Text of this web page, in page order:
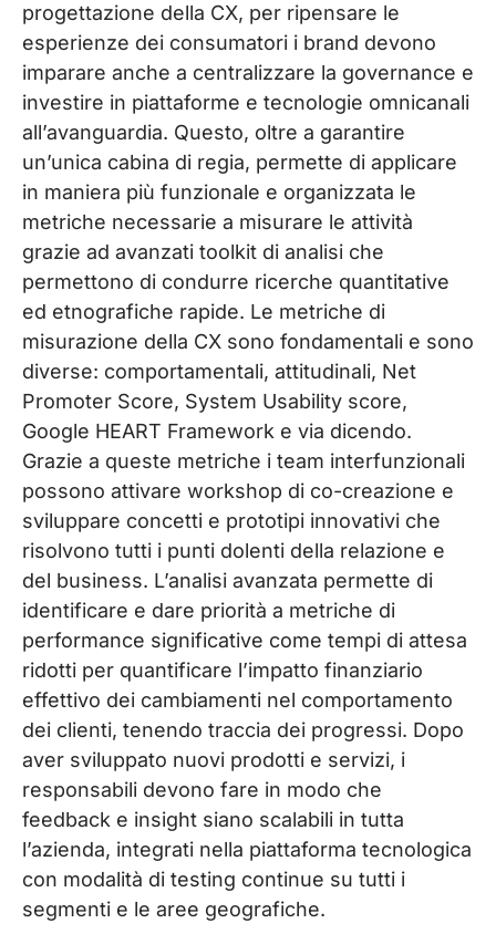
progettazione della CX, per ripensare le
esperienze dei consumatori i brand devono
imparare anche a centralizzare la governance e
investire in piattaforme e tecnologie omnicanali
all’avanguardia. Questo, oltre a garantire
un’unica cabina di regia, permette di applicare
in maniera più funzionale e organizzata le
metriche necessarie a misurare le attività
grazie ad avanzati toolkit di analisi che
permettono di condurre ricerche quantitative
ed etnografiche rapide. Le metriche di
misurazione della CX sono fondamentali e sono
diverse: comportamentali, attitudinali, Net
Promoter Score, System Usability score,
Google HEART Framework e via dicendo.
Grazie a queste metriche i team interfunzionali
possono attivare workshop di co-creazione e
sviluppare concetti e prototipi innovativi che
risolvono tutti i punti dolenti della relazione e
del business. L’analisi avanzata permette di
identificare e dare priorità a metriche di
performance significative come tempi di attesa
ridotti per quantificare l’impatto finanziario
effettivo dei cambiamenti nel comportamento
dei clienti, tenendo traccia dei progressi. Dopo
aver sviluppato nuovi prodotti e servizi, i
responsabili devono fare in modo che
feedback e insight siano scalabili in tutta
l’azienda, integrati nella piattaforma tecnologica
con modalità di testing continue su tutti i
segmenti e le aree geografiche.